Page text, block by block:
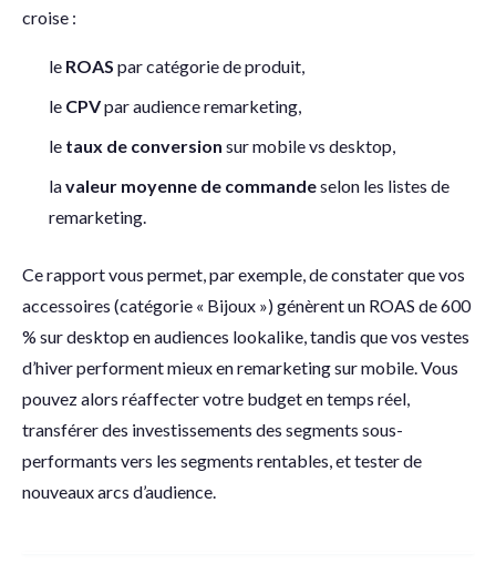
croise :
le ROAS par catégorie de produit,
le CPVpar audience remarketing,
le taux de conversion sur mobile vs desktop,
lavaleur moyenne de commandeselon les listes de
remarketing.
Ce rapport vous permet, par exemple, de constater que vos
accessoires (catégorie « Bijoux ») génèrent un ROAS de 600
% sur desktop en audiences lookalike, tandis que vos vestes
d’hiver performent mieux en remarketing sur mobile. Vous
pouvez alors réaffecter votre budget en temps réel,
transférer des investissements des segments sous-
performants vers les segments rentables, et tester de
nouveaux arcs d’audience.